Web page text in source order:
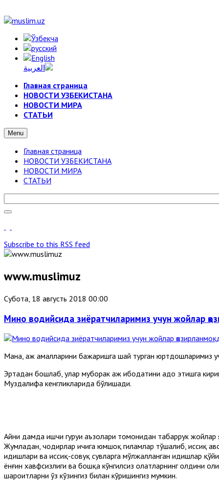
Главная страница
НОВОСТИ УЗБЕКИСТАНА
НОВОСТИ МИРА
СТАТЬИ
Menu
Главная страница
НОВОСТИ УЗБЕКИСТАНА
НОВОСТИ МИРА
СТАТЬИ
Subscribe to this RSS feed
www.muslimuz
Субота, 18 августь 2018 00:00
Мино водийсида зиёратчиларимиз учун жойлар
Мана, ҳаж амалларини бажаришга шай турган юртдошларимиз
Эртадан бошлаб, улар муборак ҳаж ибодатини адо этишга
Муздалифа кенгликларида бўлишади.
Айни дамда ишчи гуруҳи аъзолари томонидан табаррук
Жумладан, чодирлар ичига юмшоқ гиламлар тўшалиб, иссиқ
идишлари ва иссиқ-совуқ сувларга мўлжалланган идишлар
ёнғин хавфсизлиги ва бошқа кўнгилсиз ҳолатларнинг олдини
шароитларни ўз кўзингиз билан кўришингиз мумкин.